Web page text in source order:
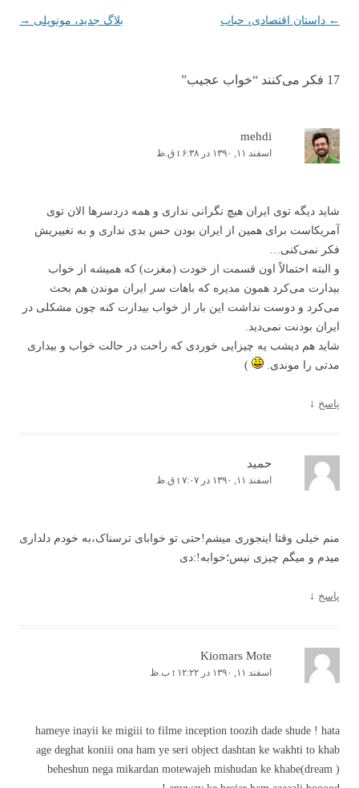
ناوبری نوشته
← داستان اقتصادی، حباب بلاگ جدید، مونوپلی →
17 فکر می‌کنند “ خواب عجیب”
mehdi
اسفند ۱۱, ۱۳۹۰ در t ۶:۳۸ ق.ظ
شاید دیگه توی ایران هیچ نگرانی نداری و همه دردسرها الان توی
آمریکاست برای همین از ایران بودن حس بدی نداری و به تغییریش
فکر نمی‌کنی…
و البته احتمالاً اون قسمت از خودت (مغزت) که همیشه از خواب
بیدارت می‌کرد همون مدیره که باهات سر ایران موندن هم بحث
می‌کرد و دوست نداشت این بار از خواب بیدارت کنه چون مشکلی در
ایران بودنت نمی‌دید.
شاید هم دیشب یه چیزایی خوردی که راحت در حالت خواب و بیداری
مدتی را موندی.
)
پاسخ ↓
حمید
اسفند ۱۱, ۱۳۹۰ در t ۷:۰۷ ق.ظ
منم خیلی وقتا اینجوری میشم!حتی تو خوابای ترسناک،به خودم دلداری
میدم و میگم چیزی نیس؛خوابه!:دی
پاسخ ↓
Kiomars Mote
اسفند ۱۱, ۱۳۹۰ در t ۱۲:۲۲ ب.ظ
hameye inayii ke migiii to filme inception toozih dade shude ! hata
age deghat koniii ona ham ye seri object dashtan ke wakhti to khab
beheshun nega mikardan motewajeh mishudan ke khabe(dream )